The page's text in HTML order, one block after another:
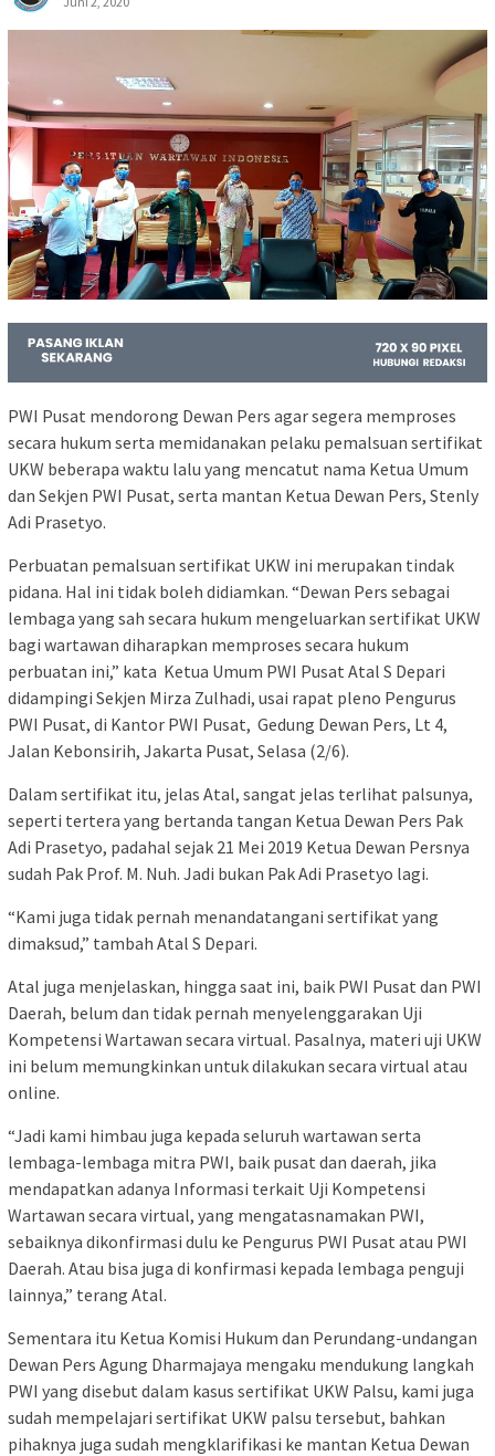
PWI Pusat mendorong Dewan Pers agar segera memproses
secara hukum serta memidanakan pelaku pemalsuan sertifikat
UKW beberapa waktu lalu yang mencatut nama Ketua Umum
dan Sekjen PWI Pusat, serta mantan Ketua Dewan Pers, Stenly
Adi Prasetyo.
Perbuatan pemalsuan sertifikat UKW ini merupakan tindak
pidana. Hal ini tidak boleh didiamkan. “Dewan Pers sebagai
lembaga yang sah secara hukum mengeluarkan sertifikat UKW
bagi wartawan diharapkan memproses secara hukum
perbuatan ini,” kata Ketua Umum PWI Pusat Atal S Depari
didampingi Sekjen Mirza Zulhadi, usai rapat pleno Pengurus
PWI Pusat, di Kantor PWI Pusat, Gedung Dewan Pers, Lt 4,
Jalan Kebonsirih, Jakarta Pusat, Selasa (2/6).
Dalam sertifikat itu, jelas Atal, sangat jelas terlihat palsunya,
seperti tertera yang bertanda tangan Ketua Dewan Pers Pak
Adi Prasetyo, padahal sejak 21 Mei 2019 Ketua Dewan Persnya
sudah Pak Prof. M. Nuh. Jadi bukan Pak Adi Prasetyo lagi.
“Kami juga tidak pernah menandatangani sertifikat yang
dimaksud,” tambah Atal S Depari.
Atal juga menjelaskan, hingga saat ini, baik PWI Pusat dan PWI
Daerah, belum dan tidak pernah menyelenggarakan Uji
Kompetensi Wartawan secara virtual. Pasalnya, materi uji UKW
ini belum memungkinkan untuk dilakukan secara virtual atau
online.
“Jadi kami himbau juga kepada seluruh wartawan serta
lembaga-lembaga mitra PWI, baik pusat dan daerah, jika
mendapatkan adanya Informasi terkait Uji Kompetensi
Wartawan secara virtual, yang mengatasnamakan PWI,
sebaiknya dikonfirmasi dulu ke Pengurus PWI Pusat atau PWI
Daerah. Atau bisa juga di konfirmasi kepada lembaga penguji
lainnya,” terang Atal.
Sementara itu Ketua Komisi Hukum dan Perundang-undangan
Dewan Pers Agung Dharmajaya mengaku mendukung langkah
PWI yang disebut dalam kasus sertifikat UKW Palsu, kami juga
sudah mempelajari sertifikat UKW palsu tersebut, bahkan
pihaknya juga sudah mengklarifikasi ke mantan Ketua Dewan